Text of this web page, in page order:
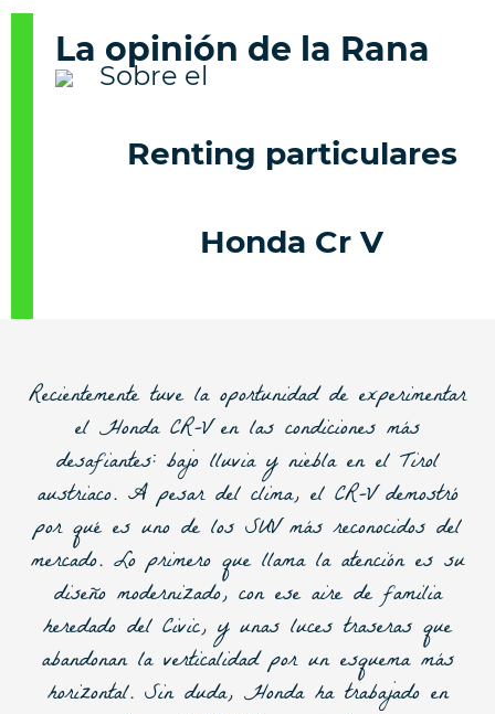
La opinión de la Rana
Renting particulares
Honda Cr V
Recientemente tuve la oportunidad de experimentar
el Honda CR-V en las condiciones más
desafiantes: bajo lluvia y niebla en el Tirol
austriaco. A pesar del clima, el CR-V demostró
por qué es uno de los SUV más reconocidos del
mercado. Lo primero que llama la atención es su
diseño modernizado, con ese aire de familia
heredado del Civic, y unas luces traseras que
abandonan la verticalidad por un esquema más
horizontal. Sin duda, Honda ha trabajado en